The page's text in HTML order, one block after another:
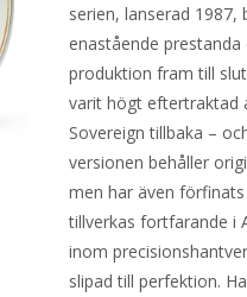
serien, lanserad
enastående
produktion fram till
varit högt eftertraktad
Sovereign tillbaka –
versionen behåller
men har även
tillverkas fortfarande i
inom
slipad till perfektion.